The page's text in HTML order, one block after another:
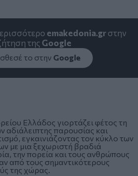
emakedonia.grστην
της Google
το στην Google
Ελλάδος γιορτάζει φέτος τη
παρουσίας και
εγκαινιάζοντας τον κύκλο των
με μια ξεχωριστή βραδιά
την πορεία και τους ανθρώπους
από τους σημαντικότερους
της χώρας.